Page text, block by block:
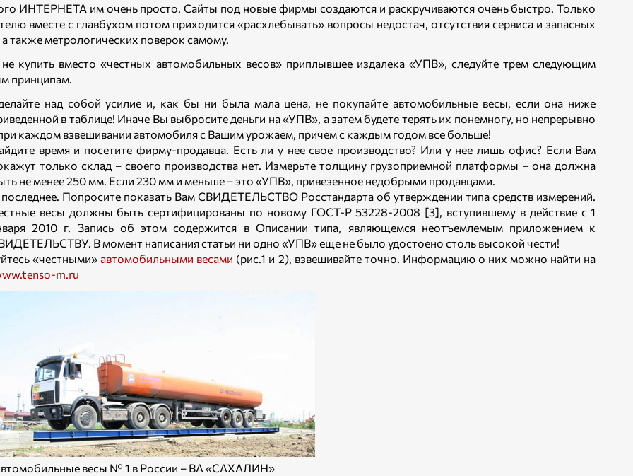
ИНТЕРНЕТА им очень просто. Сайты под новые фирмы создаются и раскручиваются очень быстро. Только
вместе с главбухом потом приходится «расхлебывать» вопросы недостач, отсутствия сервиса и запасных
а также метрологических поверок самому.
купить вместо «честных автомобильных весов» приплывшее издалека «УПВ», следуйте трем следующим
принципам.
над собой усилие и, как бы ни была мала цена, не покупайте автомобильные весы, если она ниже
в таблице! Иначе Вы выбросите деньги на «УПВ», а затем будете терять их понемногу, но непрерывно
каждом взвешивании автомобиля с Вашим урожаем, причем с каждым годом все больше!
время и посетите фирму-продавца. Есть ли у нее свое производство? Или у нее лишь офис? Если Вам
только склад – своего производства нет. Измерьте толщину грузоприемной платформы – она должна
не менее 250 мм. Если 230 мм и меньше – это «УПВ», привезенное недобрыми продавцами.
Попросите показать Вам СВИДЕТЕЛЬСТВО Росстандарта об утверждении типа средств измерений.
весы должны быть сертифицированы по новому ГОСТ-Р 53228-2008 [3], вступившему в действие с 1
2010 г. Запись об этом содержится в Описании типа, являющемся неотъемлемым приложением к
В момент написания статьи ни одно «УПВ» еще не было удостоено столь высокой чести!
«честными» автомобильными весами (рис.1 и 2), взвешивайте точно. Информацию о них можно найти на
m.ru
весы № 1 в России – ВА «САХАЛИН»